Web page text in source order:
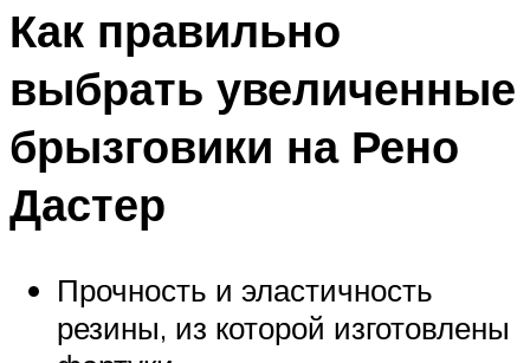
Как правильно
выбрать увеличенные
брызговики на Рено
Дастер
Прочность и эластичность
резины, из которой изготовлены